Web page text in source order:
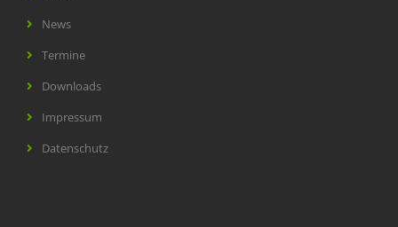
News
Termine
Downloads
Impressum
Datenschutz